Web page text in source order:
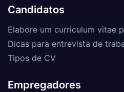
Candidatos
Elabore um curriculum vitae
Dicas para entrevista de
Tipos de CV
Empregadores